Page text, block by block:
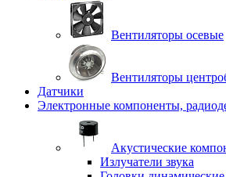
Вентиляторы осевые
Вентиляторы
Датчики
Электронные компоненты,
Акустические
Излучатели звука